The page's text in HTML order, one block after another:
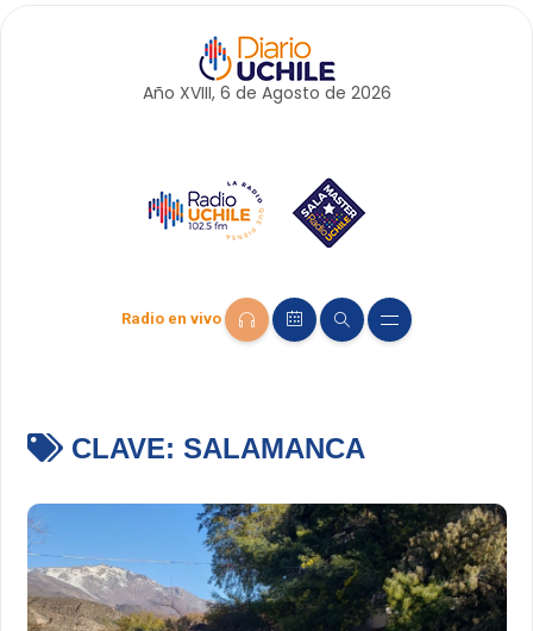
Año XVIII, 6 de Agosto de 2026
Radio en vivo
CLAVE: SALAMANCA